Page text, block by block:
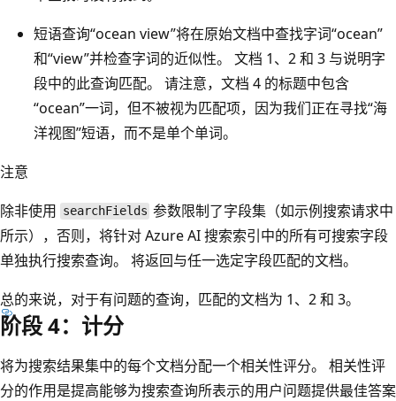
短语查询“ocean view”将在原始文档中查找字词“ocean”
和“view”并检查字词的近似性。 文档 1、2 和 3 与说明字
段中的此查询匹配。 请注意，文档 4 的标题中包含
“ocean”一词，但不被视为匹配项，因为我们正在寻找“海
洋视图”短语，而不是单个单词。
注意
除非使用 searchFields 参数限制了字段集（如示例搜索请求中
所示），否则，将针对 Azure AI 搜索索引中的所有可搜索字段
单独执行搜索查询。 将返回与任一选定字段匹配的文档。
总的来说，对于有问题的查询，匹配的文档为 1、2 和 3。
阶段 4：计分
将为搜索结果集中的每个文档分配一个相关性评分。 相关性评
分的作用是提高能够为搜索查询所表示的用户问题提供最佳答案